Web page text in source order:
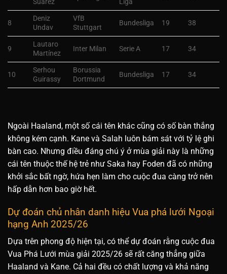
Suárez
Liga
8
Deniz
Undav
VfB
Stuttgart
Bundesliga 19 38
9
Lautaro
Martínez
Inter Milan Serie A 17 34
10
Serhou
Guirassy
Borussia
Dortmund
Bundesliga 17 34
Ngoài Haaland, một số cái tên khác cũng có số bàn thắng
không kém cạnh. Kane và Salah luôn bám sát với tỷ lệ ghi
bàn cao. Nhưng điều đáng chú ý ở mùa giải này là những
cái tên thuộc thế hệ trẻ như Saka hay Foden đã có những
khởi sắc bất ngờ, hứa hẹn làm cho cuộc đua càng trở nên
hấp dẫn hơn bao giờ hết.
Dự đoán chủ nhân danh hiệu Vua phá lưới Ngoại
hạng Anh 2025/26
Dựa trên phong độ hiện tại, có thể dự đoán rằng cuộc đua
Vua Phá Lưới mùa giải 2025/26 sẽ rất căng thẳng giữa
Haaland và Kane. Cả hai đều có chất lượng và khả năng